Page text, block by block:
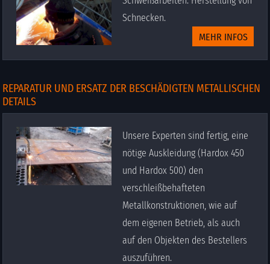
Schnecken.
MEHR INFOS
REPARATUR UND ERSATZ DER BESCHÄDIGTEN METALLISCHEN
DETAILS
Unsere Experten sind fertig, eine
nötige Auskleidung (Hardox 450
und Hardox 500) den
verschleißbehafteten
Metallkonstruktionen, wie auf
dem eigenen Betrieb, als auch
auf den Objekten des Bestellers
auszuführen.